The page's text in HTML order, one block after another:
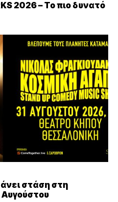
2026 – Το πιο δυνατό
στάση στη
Αυγούστου